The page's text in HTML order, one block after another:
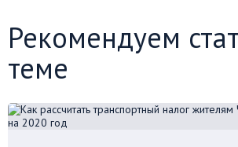
Рекомендуем
теме